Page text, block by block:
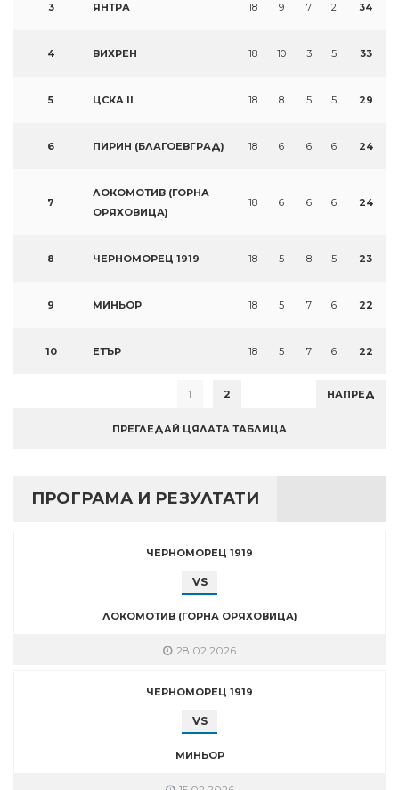
3 ЯНТРА 18 9 7 2 34
4 ВИХРЕН 18 10 3 5 33
5 ЦСКА II 18 8 5 5 29
6 ПИРИН (БЛАГОЕВГРАД) 18 6 6 6 24
7
ЛОКОМОТИВ (ГОРНА
ОРЯХОВИЦА)
18 6 6 6 24
8 ЧЕРНОМОРЕЦ 1919 18 5 8 5 23
9 МИНЬОР 18 5 7 6 22
10 ЕТЪР 18 5 7 6 22
1 2 НАПРЕД
ПРЕГЛЕДАЙ ЦЯЛАТА ТАБЛИЦА
ПРОГРАМА И РЕЗУЛТАТИ
ЧЕРНОМОРЕЦ 1919
VS
ЛОКОМОТИВ (ГОРНА ОРЯХОВИЦА)
28.02.2026
ЧЕРНОМОРЕЦ 1919
VS
МИНЬОР